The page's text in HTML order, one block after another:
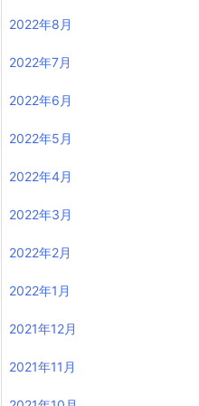
2022年8月
2022年7月
2022年6月
2022年5月
2022年4月
2022年3月
2022年2月
2022年1月
2021年12月
2021年11月